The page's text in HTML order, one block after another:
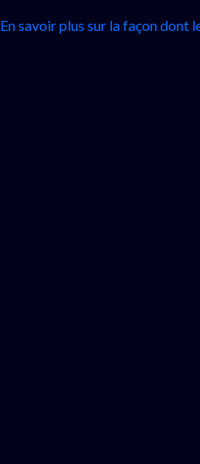
En savoir plus sur la façon dont